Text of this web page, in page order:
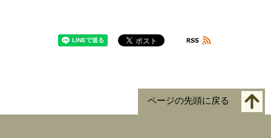
ページの先頭に戻る